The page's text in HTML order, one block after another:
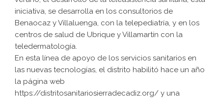
iniciativa, se desarrolla en los consultorios de
Benaocaz y Villaluenga, con la telepediatría, y en los
centros de salud de Ubrique y Villamartín con la
teledermatología.
En esta línea de apoyo de los servicios sanitarios en
las nuevas tecnologías, el distrito habilitó hace un año
la página web
https://distritosanitariosierradecadiz.org/ y una